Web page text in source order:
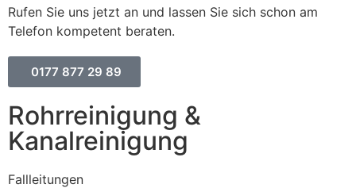
Rufen Sie uns jetzt an und lassen Sie sich schon am
Telefon kompetent beraten.
0177 877 29 89
Rohrreinigung &
Kanalreinigung
Fallleitungen